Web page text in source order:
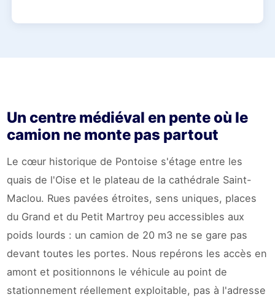
Un centre médiéval en pente où le
camion ne monte pas partout
Le cœur historique de Pontoise s'étage entre les
quais de l'Oise et le plateau de la cathédrale Saint-
Maclou. Rues pavées étroites, sens uniques, places
du Grand et du Petit Martroy peu accessibles aux
poids lourds : un camion de 20 m3 ne se gare pas
devant toutes les portes. Nous repérons les accès en
amont et positionnons le véhicule au point de
stationnement réellement exploitable, pas à l'adresse